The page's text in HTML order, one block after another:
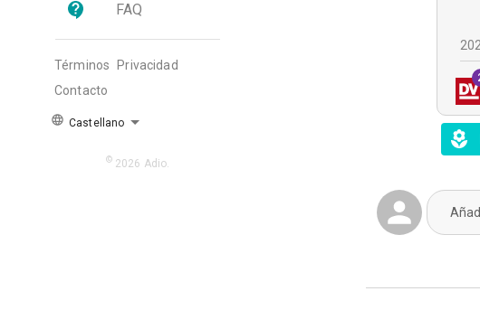
FAQ
Términos
Privacidad
Contacto
Castellano
© 2026 Adio.